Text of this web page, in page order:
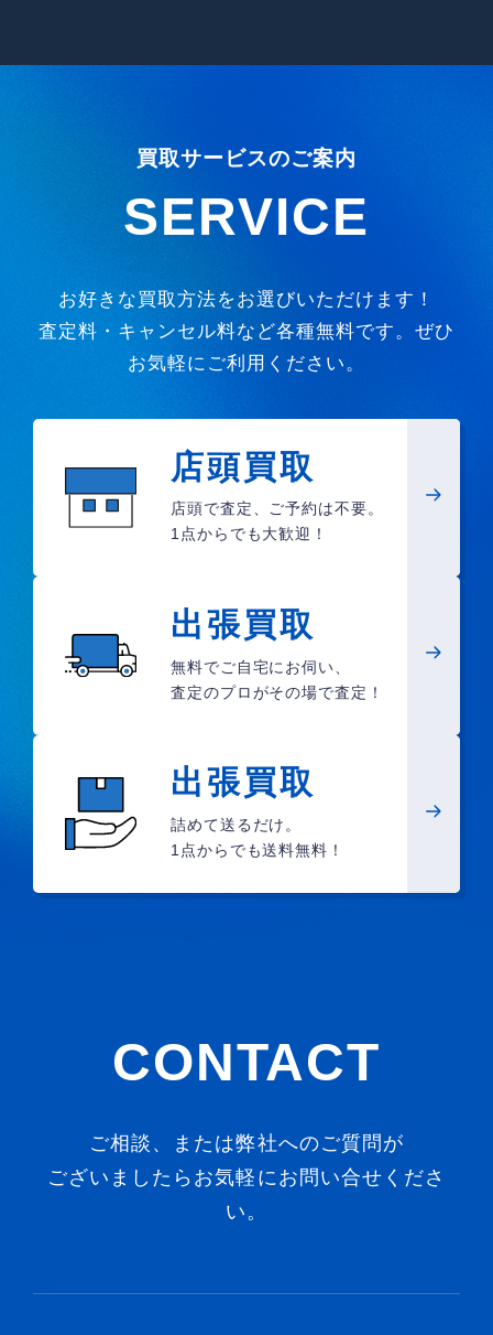
買取サービスのご案内
SERVICE
お好きな買取方法をお選びいただけます！
査定料・キャンセル料など各種無料です。ぜひ
お気軽にご利用ください。
店頭買取
店頭で査定、ご予約は不要。
1点からでも大歓迎！
出張買取
無料でご自宅にお伺い、
査定のプロがその場で査定！
出張買取
詰めて送るだけ。
1点からでも送料無料！
CONTACT
ご相談、または弊社へのご質問が
ございましたらお気軽にお問い合せくださ
い。